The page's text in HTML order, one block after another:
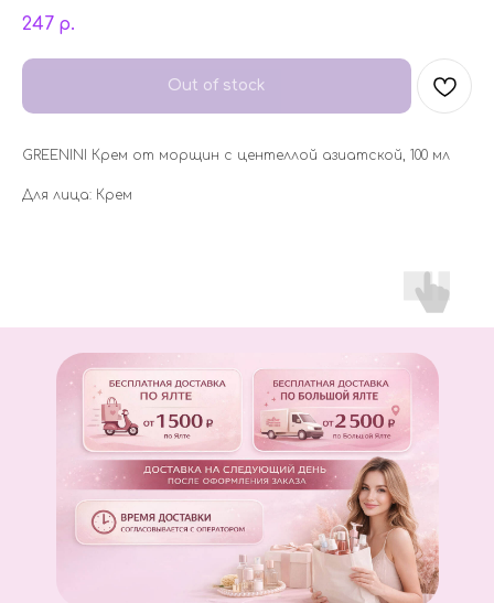
247 р.
Out of stock
GREENINI Крем от морщин с центеллой азиатской, 100 мл
Для лица: Крем